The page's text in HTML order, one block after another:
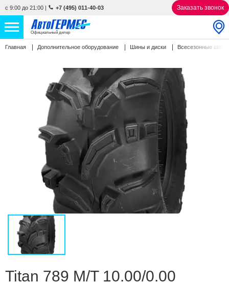
с 9:00 до 21:00 | +7 (495) 011-40-03 Заказать звонок
Официальный дилер
НОВЫЕ АВТОМОБИЛИ 4808 авто
С ПРОБЕГОМ 840 авто
О КОМПАНИИ
Избранное
Сравнение
Личный кабинет
Главная Дополнительное оборудование Шины и диски Всесезонные
Titan 789 M/T 10.00/0.00